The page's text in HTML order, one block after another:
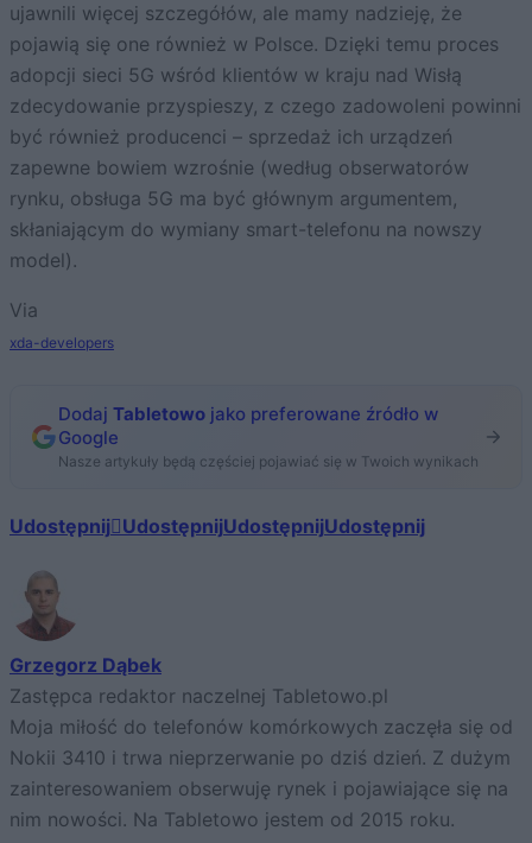
ujawnili więcej szczegółów, ale mamy nadzieję, że
pojawią się one również w Polsce. Dzięki temu proces
adopcji sieci 5G wśród klientów w kraju nad Wisłą
zdecydowanie przyspieszy, z czego zadowoleni powinni
być również producenci – sprzedaż ich urządzeń
zapewne bowiem wzrośnie (według obserwatorów
rynku, obsługa 5G ma być głównym argumentem,
skłaniającym do wymiany smart-telefonu na nowszy
model).
Via
xda-developers
Dodaj Tabletowo jako preferowane źródło w
Google
Nasze artykuły będą częściej pojawiać się w Twoich wynikach
Udostępnij UdostępnijUdostępnijUdostępnij
Grzegorz Dąbek
Zastępca redaktor naczelnej Tabletowo.pl
Moja miłość do telefonów komórkowych zaczęła się od
Nokii 3410 i trwa nieprzerwanie po dziś dzień. Z dużym
zainteresowaniem obserwuję rynek i pojawiające się na
nim nowości. Na Tabletowo jestem od 2015 roku.